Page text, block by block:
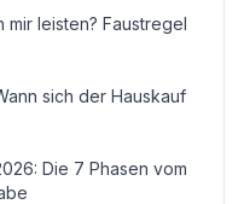
mir leisten? Faustregel
sich der Hauskauf
Die 7 Phasen vom